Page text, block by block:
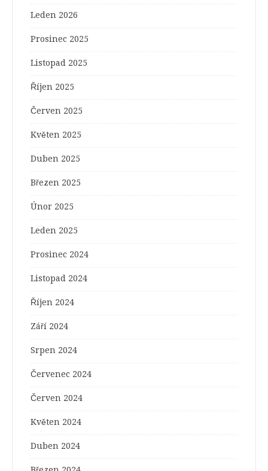
Leden 2026
Prosinec 2025
Listopad 2025
Říjen 2025
Červen 2025
Květen 2025
Duben 2025
Březen 2025
Únor 2025
Leden 2025
Prosinec 2024
Listopad 2024
Říjen 2024
Září 2024
Srpen 2024
Červenec 2024
Červen 2024
Květen 2024
Duben 2024